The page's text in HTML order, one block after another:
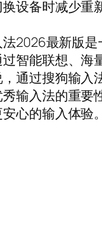
设备时减少重
2026最新版
智能联想、
通过搜狗输
输入法的重
心的输入体验。